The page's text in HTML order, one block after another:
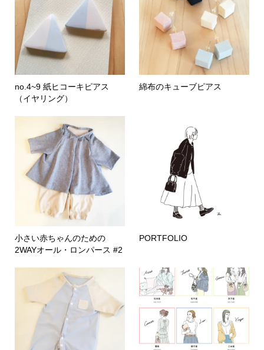
no.4~9 紙ヒコーキピアス
（イヤリング）
綿布のキューブピアス
小さい赤ちゃんのための
2WAYオール・ロンパース #2
PORTFOLIO